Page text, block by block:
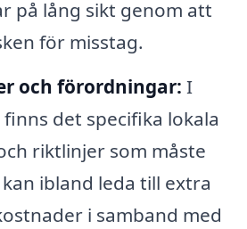
på lång sikt genom att
för misstag.
och förordningar: I
det specifika lokala
riktlinjer som måste
ibland leda till extra
i samband med